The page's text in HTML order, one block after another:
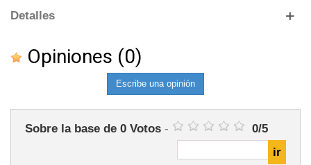
Detalles
Opiniones (0)
Escribe una opinión
Sobre la base de 0 Votos - 0/5